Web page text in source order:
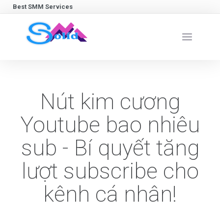
Best SMM Services
Nút kim cương
Youtube bao nhiêu
sub - Bí quyết tăng
lượt subscribe cho
kênh cá nhân!